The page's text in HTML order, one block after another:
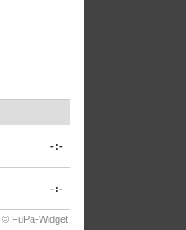
-:-
-:-
© FuPa-Widget